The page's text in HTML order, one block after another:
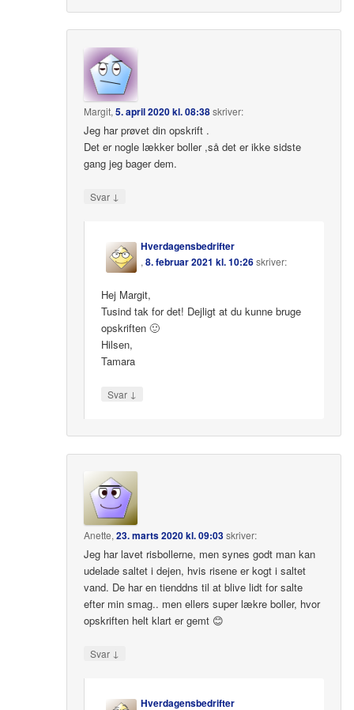
Margit,5. april 2020 kl. 08:38skriver:
Jeg har prøvet din opskrift .
Det er nogle lækker boller ,så det er ikke sidste
gang jeg bager dem.
Svar ↓
Hverdagensbedrifter
,8. februar 2021 kl. 10:26skriver:
Hej Margit,
Tusind tak for det! Dejligt at du kunne bruge
opskriften 🙂
Hilsen,
Tamara
Svar ↓
Anette,23. marts 2020 kl. 09:03skriver:
Jeg har lavet risbollerne, men synes godt man kan
udelade saltet i dejen, hvis risene er kogt i saltet
vand. De har en tienddns til at blive lidt for salte
efter min smag.. men ellers super lækre boller, hvor
opskriften helt klart er gemt 😊
Svar ↓
Hverdagensbedrifter